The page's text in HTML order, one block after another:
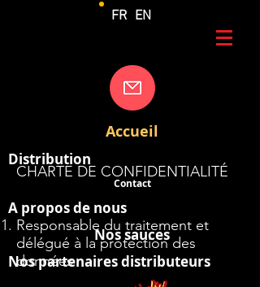
FR EN
Accueil
Distribution
Contact
A propos de nous
Nos sauces
Nos partenaires distributeurs
CHARTE DE CONFIDENTIALITÉ
Responsable du traitement et
délégué à la protection des
données